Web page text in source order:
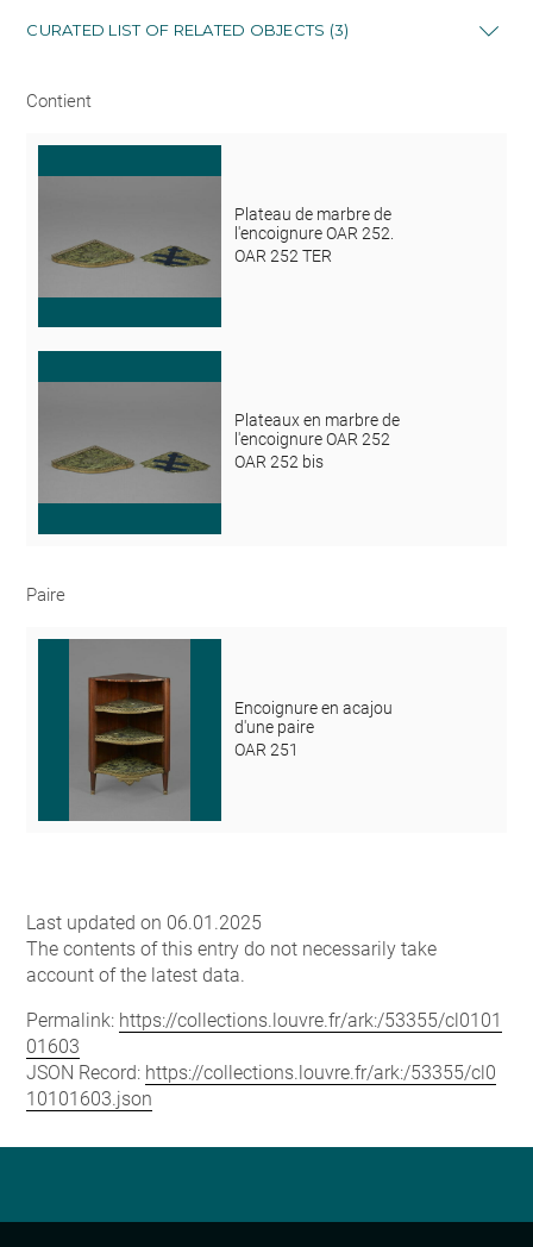
CURATED LIST OF RELATED OBJECTS (3)
Contient
Plateau de marbre de
l'encoignure OAR 252.
OAR 252 TER
Plateaux en marbre de
l'encoignure OAR 252
OAR 252 bis
Paire
Encoignure en acajou
d'une paire
OAR 251
Last updated on 06.01.2025
The contents of this entry do not necessarily take
account of the latest data.
Permalink: https://collections.louvre.fr/ark:/53355/cl0101
01603
JSON Record: https://collections.louvre.fr/ark:/53355/cl0
10101603.json